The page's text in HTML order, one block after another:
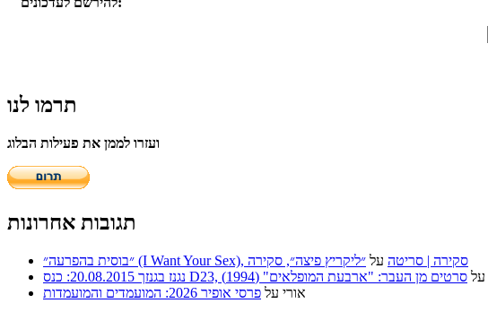
תרמו לנו
ועזרו לממן את פעילות הבלוג
תגובות אחרונות
״בוסית בהפרעה״ (I Want Your Sex), סקירה | סריטה על ״ליקריץ פיצה״, סקירה
על סרטים מן העבר: "ארבעת המופלאים" (1994)
אורי על פרסי אופיר 2026: המועמדים והמועמדות